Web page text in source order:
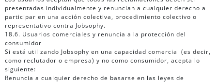
presentadas individualmente y renuncian a cualquier derecho a
participar en una acción colectiva, procedimiento colectivo o
representativo contra Jobsophy.
18.6. Usuarios comerciales y renuncia a la protección del
consumidor
Si está utilizando Jobsophy en una capacidad comercial (es decir,
como reclutador o empresa) y no como consumidor, acepta lo
siguiente:
Renuncia a cualquier derecho de basarse en las leyes de